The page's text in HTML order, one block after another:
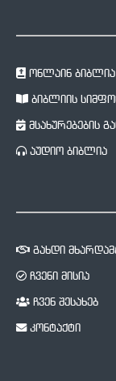
ონლაინ ბიბლია
ბიბლიის
მსახურებების
აუდიო ბიბლია
გახდი
ჩვენი მისია
ჩვენ შესახებ
კონტაქტი